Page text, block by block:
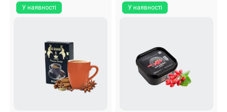
У наявності У наявності